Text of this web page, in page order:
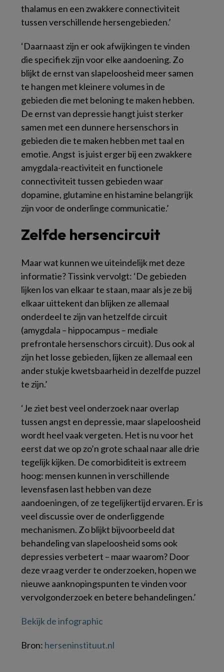
thalamus en een zwakkere connectiviteit
tussen verschillende hersengebieden.’
‘Daarnaast zijn er ook afwijkingen te vinden
die specifiek zijn voor elke aandoening. Zo
blijkt de ernst van slapeloosheid meer samen
te hangen met kleinere volumes in de
gebieden die met beloning te maken hebben.
De ernst van depressie hangt juist sterker
samen met een dunnere hersenschors in
gebieden die te maken hebben met taal en
emotie. Angst is juist erger bij een zwakkere
amygdala-reactiviteit en functionele
connectiviteit tussen gebieden waar
dopamine, glutamine en histamine belangrijk
zijn voor de onderlinge communicatie.’
Zelfde hersencircuit
Maar wat kunnen we uiteindelijk met deze
informatie? Tissink vervolgt: ‘De gebieden
lijken los van elkaar te staan, maar als je ze bij
elkaar uittekent dan blijken ze allemaal
onderdeel te zijn van hetzelfde circuit
(amygdala – hippocampus – mediale
prefrontale hersenschors circuit). Dus ook al
zijn het losse gebieden, lijken ze allemaal een
ander stukje kwetsbaarheid in dezelfde puzzel
te zijn.’
‘Je ziet best veel onderzoek naar overlap
tussen angst en depressie, maar slapeloosheid
wordt heel vaak vergeten. Het is nu voor het
eerst dat we op zo’n grote schaal naar alle drie
tegelijk kijken. De comorbiditeit is extreem
hoog: mensen kunnen in verschillende
levensfasen last hebben van deze
aandoeningen, of ze tegelijkertijd ervaren. Er is
veel discussie over de onderliggende
mechanismen. Zo blijkt bijvoorbeeld dat
behandeling van slapeloosheid soms ook
depressies verbetert – maar waarom? Door
deze vraag verder te onderzoeken, hopen we
nieuwe aanknopingspunten te vinden voor
vervolgonderzoek en betere behandelingen.’
Bekijk de infographic
Bron: herseninstituut.nl